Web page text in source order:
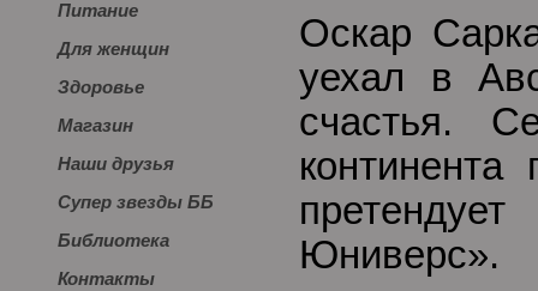
Питание
Для женщин
Здоровье
Магазин
Наши друзья
Супер звезды ББ
Библиотека
Контакты
Оскар
уехал в
счастья.
континента
Юниверс».